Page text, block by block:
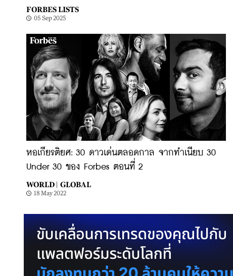
FORBES LISTS
05 Sep 2025
หอเกียรติยศ: 30 ดาวเด่นตลอดกาล จากทำเนียบ 30
Under 30 ของ Forbes ตอนที่ 2
WORLD | GLOBAL
18 May 2022